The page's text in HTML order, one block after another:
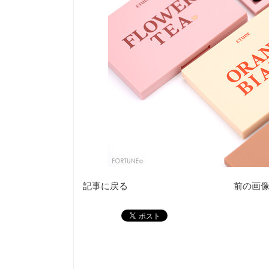
記事に戻る 前の画